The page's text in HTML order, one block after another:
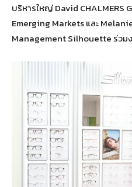
บริหารใหญ่ David CHALMERS
Emerging Markets และ
Management Silhouette ร่วม